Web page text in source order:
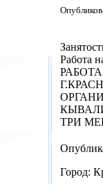
Работа
ТРИ
Город: